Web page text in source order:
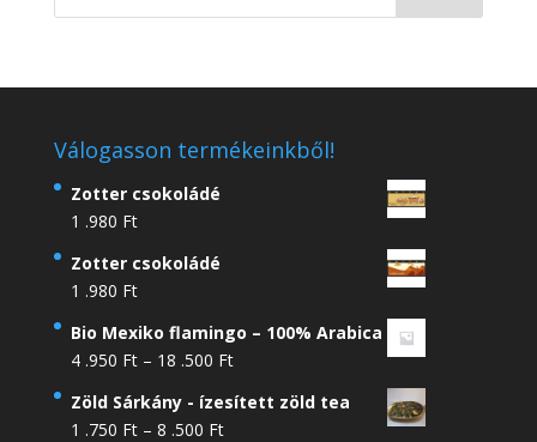
Válogasson termékeinkből!
Zotter csokoládé
1 .980 Ft
Zotter csokoládé
1 .980 Ft
Bio Mexiko flamingo – 100% Arabica
4 .950 Ft – 18 .500 FtÁrtartomány:
.950 Ft
Zöld Sárkány - ízesített zöld tea
1 .750 Ft – 8 .500 FtÁrtartomány: